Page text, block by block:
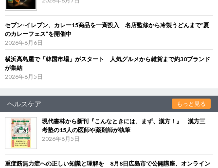
セブン‐イレブン、カレー15商品を一斉投入 名店監修から冷製うどんまで“夏
のカレーフェス”を開催中
2026年8月6日
横浜高島屋で「韓国市場」がスタート 人気グルメから雑貨まで約30ブランド
が集結
2026年8月5日
ヘルスケア もっと見る
現代書林から新刊『こんなときには、まず、漢方！』 漢方三
考塾の15人の医師や薬剤師が執筆
2026年8月5日
重症筋無力症への正しい知識と理解を 8月8日広島市で公開講座、オンライン